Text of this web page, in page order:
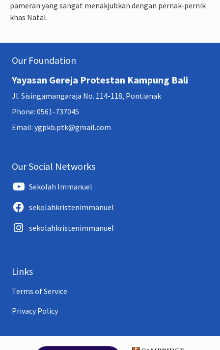
pameran yang sangat menakjubkan dengan pernak-pernik
khas Natal.
Our Foundation
Yayasan Gereja Protestan Kampung Bali
Jl. Sisingamangaraja No. 114-118, Pontianak
Phone: 0561-737045
Email: ygpkb.ptk@gmail.com
Our Social Networks
Sekolah Immanuel
sekolahkristenimmanuel
sekolahkristenimmanuel
Links
Terms of Service
Privacy Policy